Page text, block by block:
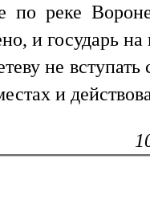
по реке
и государь
не
и